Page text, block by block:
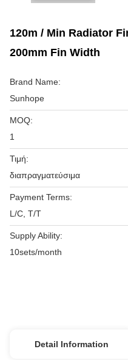
120m / Min Radiator
200mm Fin Width
Brand Name:
Sunhope
MOQ:
1
Τιμή:
διαπραγματεύσιμα
Payment Terms:
L/C, T/T
Supply Ability:
10sets/month
Detail Information